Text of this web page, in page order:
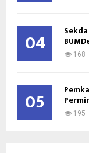
04 168
05 195